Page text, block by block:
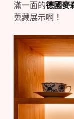
滿一面的德國麥
蒐藏展示啊！